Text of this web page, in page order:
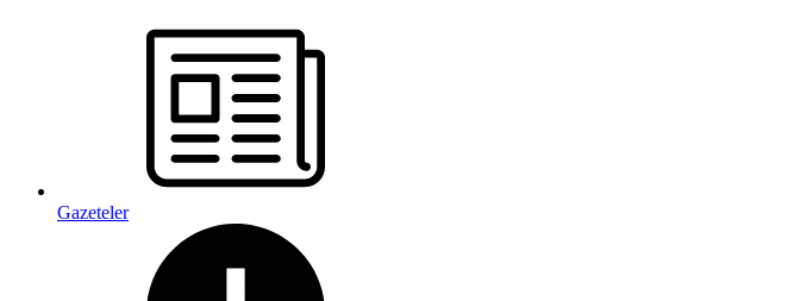
Gazeteler